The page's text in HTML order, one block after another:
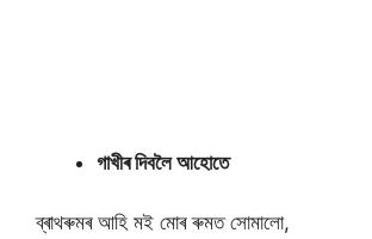
গাখীৰ দিবলৈ আহোতে
ব্ৰাথৰুমৰ আহি মই মোৰ ৰুমত সোমালো,